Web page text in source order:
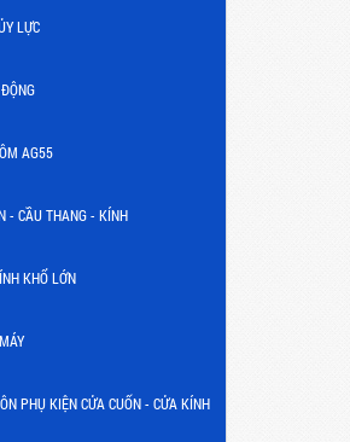
LỰC
AG55
- CẦU THANG - KÍNH
KHỔ LỚN
PHỤ KIỆN CỬA CUỐN - CỬA KÍNH